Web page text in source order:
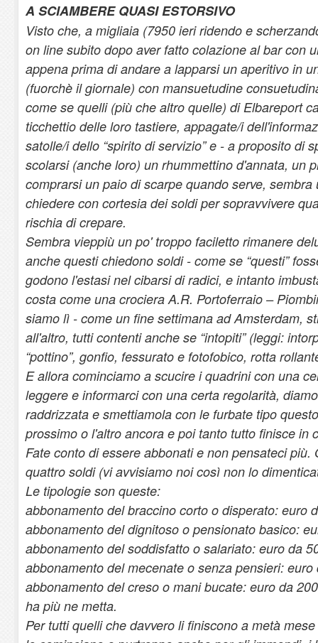
A SCIAMBERE QUASI ESTORSIVO
Visto che, a migliaia (7950 ieri ridendo e
on line subito dopo aver fatto colazione al bar con
appena prima di andare a lapparsi un aperitivo in
(fuorchè il giornale) con mansuetudine
come se quelli (più che altro quelle) di Elbareport
ticchettio delle loro tastiere, appagate/i
satolle/i dello “spirito di servizio” e - a proposito di
scolarsi (anche loro) un rhummettino d'annata, un
comprarsi un paio di scarpe quando serve,
chiedere con cortesia dei soldi per sopravvivere
rischia di crepare.
Sembra vieppiù un po' troppo faciletto rimanere
anche questi chiedono soldi - come se “questi”
godono l'estasi nel cibarsi di radici, e intanto
costa come una crociera A.R. Portoferraio –
siamo lì - come un fine settimana ad Amsterdam,
all'altro, tutti contenti anche se “intopiti” (leggi:
“pottino”, gonfio, fessurato e fotofobico, rotta
E allora cominciamo a scucire i quadrini con una
leggere e informarci con una certa regolarità,
raddrizzata e smettiamola con le furbate tipo
prossimo o l'altro ancora e poi tanto tutto finisce in
Fate conto di essere abbonati e non pensateci più.
quattro soldi (vi avvisiamo noi così non lo
Le tipologie son queste:
abbonamento del braccino corto o disperato: euro
abbonamento del dignitoso o pensionato basico:
abbonamento del soddisfatto o salariato: euro da
abbonamento del mecenate o senza pensieri:
abbonamento del creso o mani bucate: euro da
ha più ne metta.
Per tutti quelli che davvero li finiscono a metà